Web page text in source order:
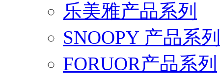
乐美雅产品系列
SNOOPY 产品系列
FORUOR产品系列